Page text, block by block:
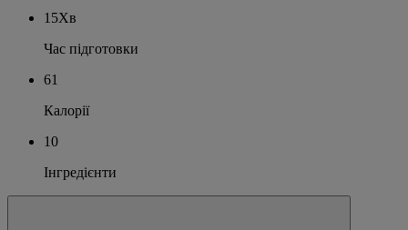
15Хв
Час підготовки
61
Калорії
10
Інгредієнти